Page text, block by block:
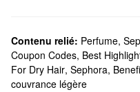
Contenu relié: Perfume,
Coupon Codes, Best
For Dry Hair, Sephora,
couvrance légère